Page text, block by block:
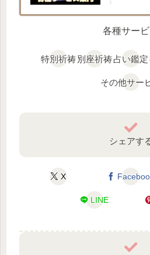
各種サービ
特別祈祷別座祈祷占い鑑定
その他サー
シェアす
X
LINE